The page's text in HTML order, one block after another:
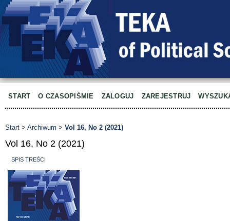
START O CZASOPIŚMIE ZALOGUJ ZAREJESTRUJ
Start > Archiwum > Vol 16, No 2 (2021)
Vol 16, No 2 (2021)
SPIS TREŚCI